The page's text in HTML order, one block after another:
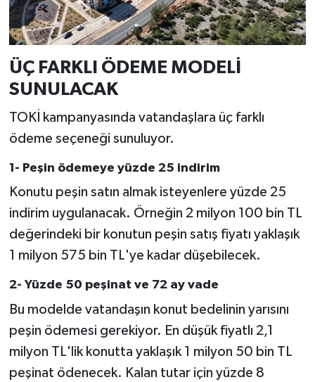
ÜÇ FARKLI ÖDEME MODELİ
SUNULACAK
TOKİ kampanyasında vatandaşlara üç farklı
ödeme seçeneği sunuluyor.
1- Peşin ödemeye yüzde 25 indirim
Konutu peşin satın almak isteyenlere yüzde 25
indirim uygulanacak. Örneğin 2 milyon 100 bin TL
değerindeki bir konutun peşin satış fiyatı yaklaşık
1 milyon 575 bin TL'ye kadar düşebilecek.
2- Yüzde 50 peşinat ve 72 ay vade
Bu modelde vatandaşın konut bedelinin yarısını
peşin ödemesi gerekiyor. En düşük fiyatlı 2,1
milyon TL'lik konutta yaklaşık 1 milyon 50 bin TL
peşinat ödenecek. Kalan tutar için yüzde 8